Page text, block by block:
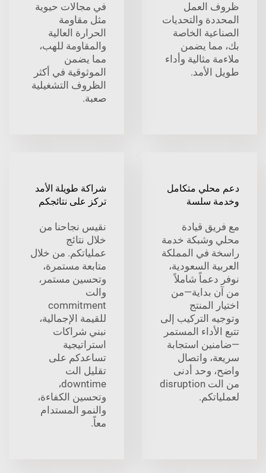
ظروف العمل
المحددة والتحديات
الصناعية الخاصة
بك، مما يضمن
ملاءمة مثالية وأداء
طويل الأمد.
في مجالات حيوية
مثل مقاومة
الحرارة العالية
والمقاومة للهب،
مما يضمن
الموثوقية في أكثر
الظروف التشغيلية
صعبة.
دعم محلي متكامل
وخدمة سلسة
مع فريق قيادة
محلي وشبكة خدمة
راسخة في المملكة
العربية السعودية،
نوفر دعماً شاملاً
من آن بداية—من
اختيار المنتج
وتوجيه التركيب إلى
تتبع الأداء المستمر
—ضامنين استجابة
سريعة، واتصال
واضح، وحد أدنى
من الت disruption
لعملياتكم.
شراكة طويلة الأمد
تركز على نتائجكم
نقيس نجاحنا من
خلال نتائج
عملياتكم. من خلال
متابعة مستمرة،
وتحسين مستمر،
والت
commitment
للقيمة الإجمالية،
نبني شراكات
استراتيجية
تساعدكم على
تقليل الت
downtime،
وتحسين الكفاءة،
والنمو المستدام
معاً.